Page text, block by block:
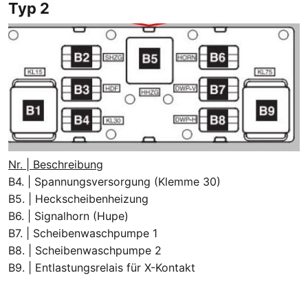
Typ 2
Nr. | Beschreibung
B4. | Spannungsversorgung (Klemme 30)
B5. | Heckscheibenheizung
B6. | Signalhorn (Hupe)
B7. | Scheibenwaschpumpe 1
B8. | Scheibenwaschpumpe 2
B9. | Entlastungsrelais für X-Kontakt